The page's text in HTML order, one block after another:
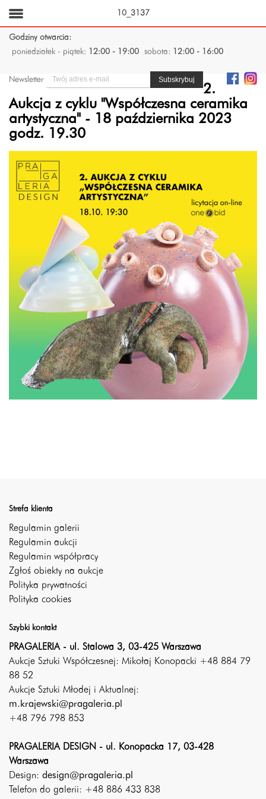
Godziny otwarcia:
poniedziałek - piątek:
12:00 - 19:00 sobota: 12:00 - 16:00
Newsletter
2.
Aukcja z cyklu "Współczesna ceramika
artystyczna" - 18 października 2023
godz. 19.30
Strefa klienta
Regulamin galerii
Regulamin aukcji
Regulamin współpracy
Zgłoś obiekty na aukcje
Polityka prywatności
Polityka cookies
Szybki kontakt
PRAGALERIA - ul. Stalowa 3, 03-425 Warszawa
Aukcje Sztuki Współczesnej: Mikołaj Konopacki +48 884 79
88 52
Aukcje Sztuki Młodej i Aktualnej:
m.krajewski@pragaleria.pl
+48 796 798 853
PRAGALERIA DESIGN - ul. Konopacka 17, 03-428
Warszawa
Design: design@pragaleria.pl
Telefon do galerii: +48 886 433 838
10_3137